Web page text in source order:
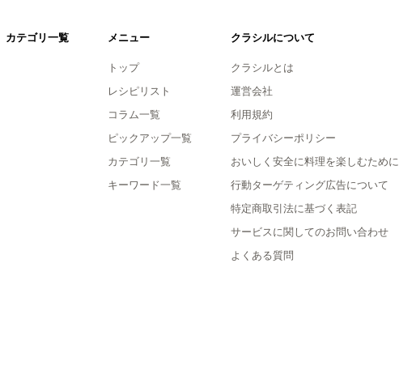
カテゴリ一覧 メニュー
トップ
レシピリスト
コラム一覧
ピックアップ一覧
カテゴリ一覧
キーワード一覧
クラシルについて
クラシルとは
運営会社
利用規約
プライバシーポリシー
おいしく安全に料理を楽しむために
行動ターゲティング広告について
特定商取引法に基づく表記
サービスに関してのお問い合わせ
よくある質問